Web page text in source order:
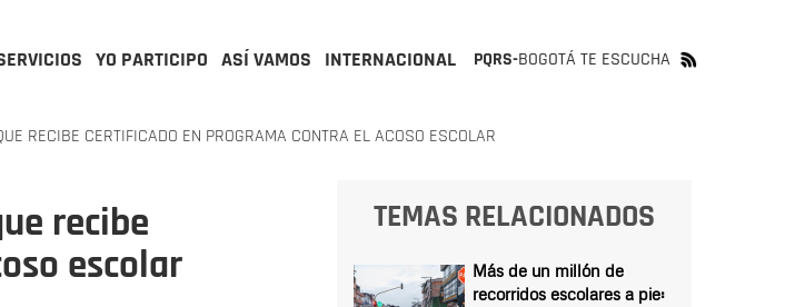
YO PARTICIPO ASÍ VAMOS INTERNACIONAL PQRS-BOGOTÁ TE ESCUCHA
RECIBE CERTIFICADO EN PROGRAMA CONTRA EL ACOSO ESCOLAR
recibe
escolar
TEMAS RELACIONADOS
Más de un millón de
recorridos escolares a pie: